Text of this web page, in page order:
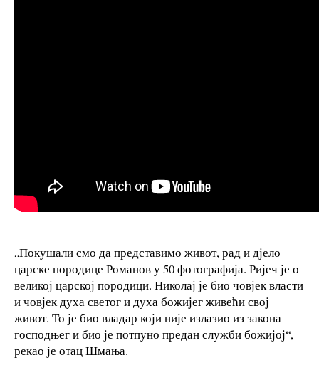
„Покушали смо да представимо живот, рад и дјело
царске породице Романов у 50 фотографија. Ријеч је о
великој царској породици. Николај је био човјек власти
и човјек духа светог и духа божијег живећи свој
живот. То је био владар који није излазио из закона
господњег и био је потпуно предан служби божијој“,
рекао је отац Шмања.